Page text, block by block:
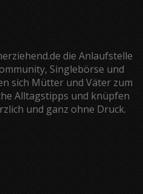
die Anlaufstelle
Singlebörse und
sich Mütter und Väter zum
Alltagstipps und knüpfen
und ganz ohne Druck.